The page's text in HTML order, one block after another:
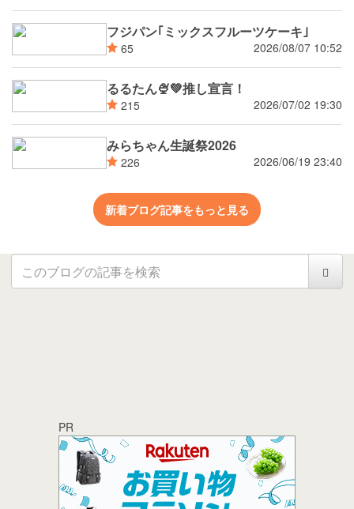
フジパン｢ミックスフルーツケーキ｣
65 2026/08/07 10:52
るるたん🍨‪💚推し宣言！
215 2026/07/02 19:30
みらちゃん生誕祭2026
226 2026/06/19 23:40
新着ブログ記事をもっと見る
PR